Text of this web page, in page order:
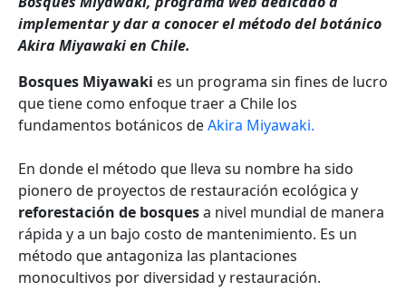
implementar y dar a conocer el método del botánico
Akira Miyawaki en Chile.
Bosques Miyawaki es un programa sin fines de lucro
que tiene como enfoque traer a Chile los
fundamentos botánicos deAkira Miyawaki.
En donde el método que lleva su nombre ha sido
pionero de proyectos de restauración ecológica y
reforestación de bosquesa nivel mundial de manera
rápida y a un bajo costo de mantenimiento. Es un
método que antagoniza las plantaciones
monocultivos por diversidad y restauración.